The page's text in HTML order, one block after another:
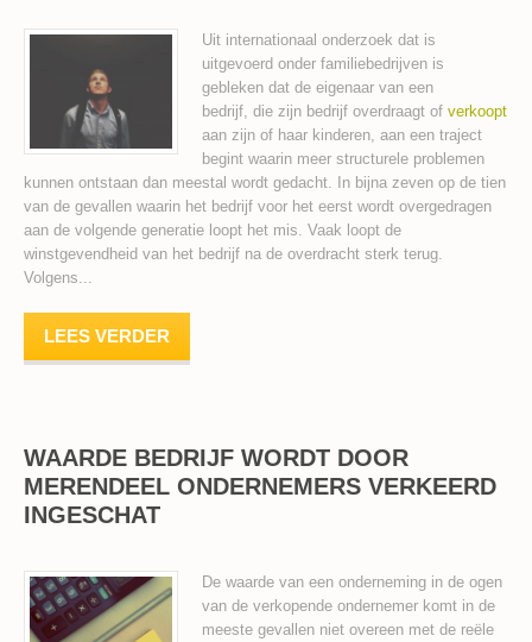
Uit internationaal onderzoek dat is
uitgevoerd onder familiebedrijven is
gebleken dat de eigenaar van een
bedrijf, die zijn bedrijf overdraagt of verkoopt
aan zijn of haar kinderen, aan een traject
begint waarin meer structurele problemen
kunnen ontstaan dan meestal wordt gedacht. In bijna zeven op de tien
van de gevallen waarin het bedrijf voor het eerst wordt overgedragen
aan de volgende generatie loopt het mis. Vaak loopt de
winstgevendheid van het bedrijf na de overdracht sterk terug.
Volgens...
LEES VERDER
WAARDE BEDRIJF WORDT DOOR
MERENDEEL ONDERNEMERS VERKEERD
INGESCHAT
De waarde van een onderneming in de ogen
van de verkopende ondernemer komt in de
meeste gevallen niet overeen met de reële